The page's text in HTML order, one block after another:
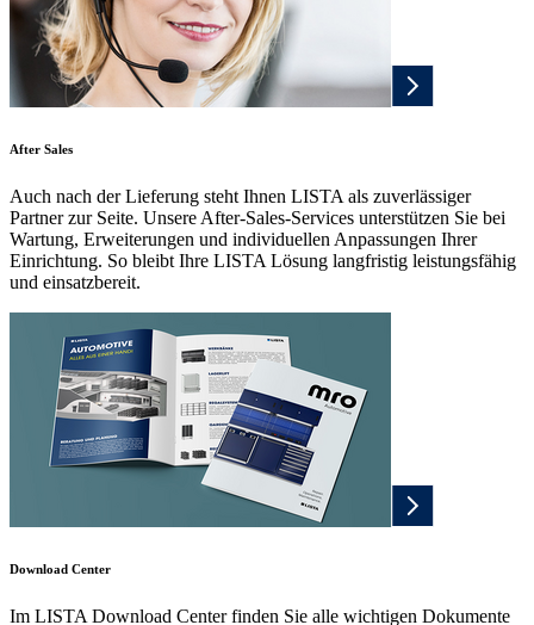
After Sales
Auch nach der Lieferung steht Ihnen LISTA als zuverlässiger
Partner zur Seite. Unsere After-Sales-Services unterstützen Sie bei
Wartung, Erweiterungen und individuellen Anpassungen Ihrer
Einrichtung. So bleibt Ihre LISTA Lösung langfristig leistungsfähig
und einsatzbereit.
Download Center
Im LISTA Download Center finden Sie alle wichtigen Dokumente